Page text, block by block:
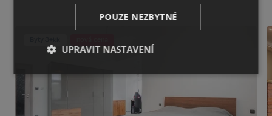
POUZE NEZBYTNÉ
UPRAVIT NASTAVENÍ
Nezbytné Výkonnostní Cílení